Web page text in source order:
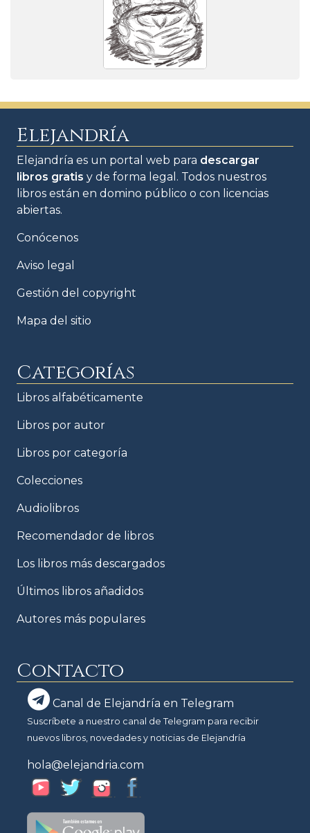
Elejandría
Elejandría es un portal web para descargar
libros gratis y de forma legal. Todos nuestros
libros están en domino público o con licencias
abiertas.
Conócenos
Aviso legal
Gestión del copyright
Mapa del sitio
Categorías
Libros alfabéticamente
Libros por autor
Libros por categoría
Colecciones
Audiolibros
Recomendador de libros
Los libros más descargados
Últimos libros añadidos
Autores más populares
Contacto
Canal de Elejandría en Telegram
Suscríbete a nuestro canal de Telegram para recibir
nuevos libros, novedades y noticias de Elejandría
hola@elejandria.com